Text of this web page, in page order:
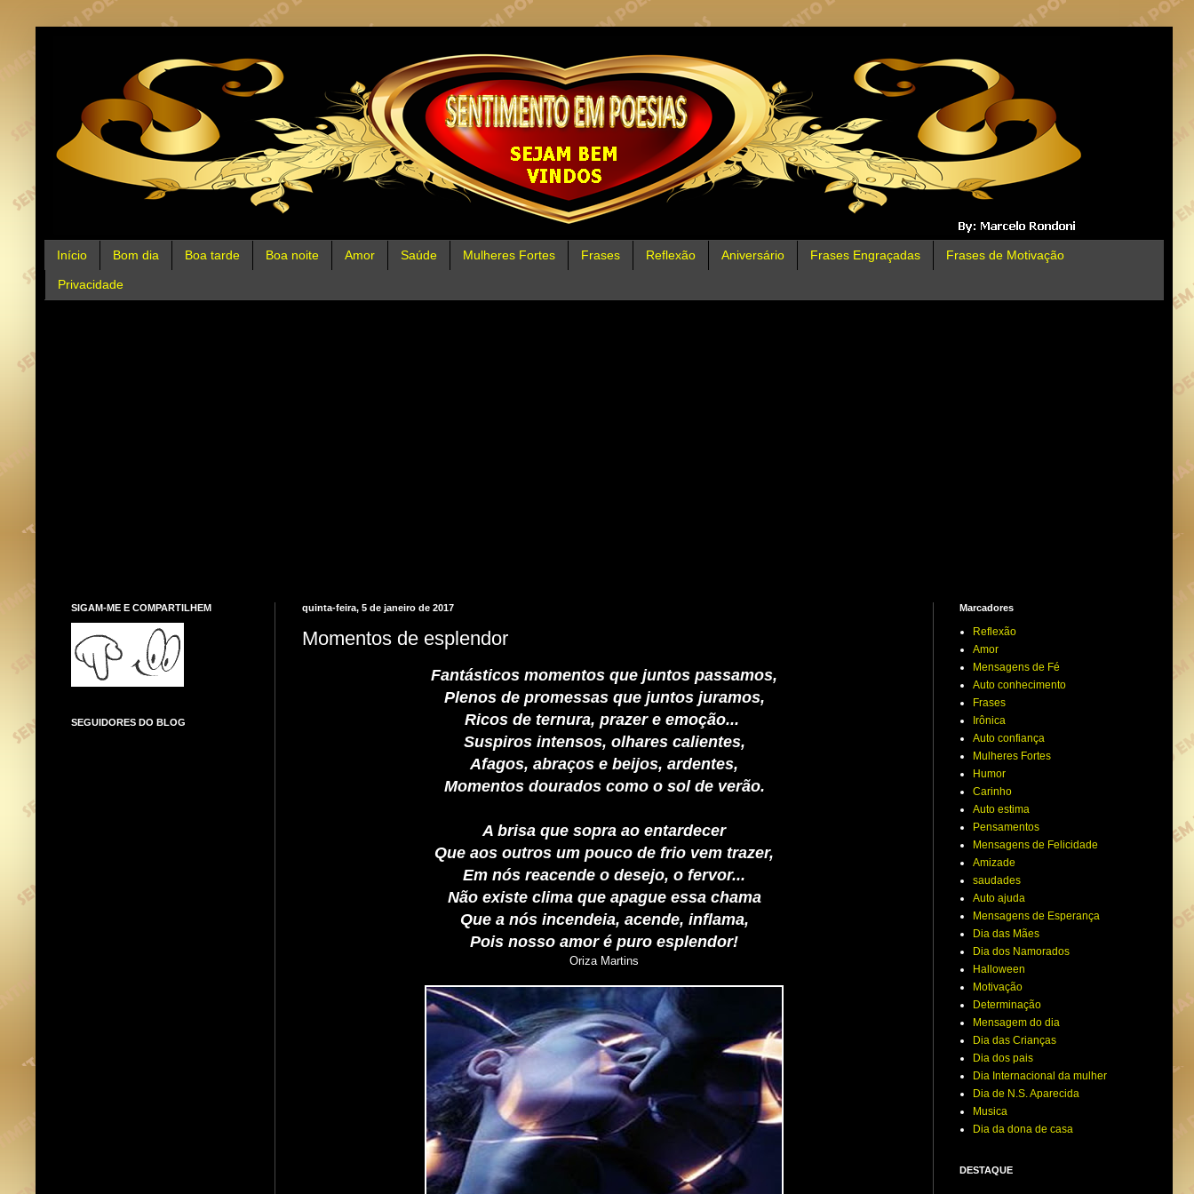
Início Bom dia Boa tarde Boa noite Amor Saúde Mulheres Fortes Frases Reflexão Aniversário Frases Engraçadas Frases de Motivação
Privacidade
quinta-feira, 5 de janeiro de 2017
Momentos de esplendor
Fantásticos momentos que juntos passamos,
Plenos de promessas que juntos juramos,
Ricos de ternura, prazer e emoção...
Suspiros intensos, olhares calientes,
Afagos, abraços e beijos, ardentes,
Momentos dourados como o sol de verão.
A brisa que sopra ao entardecer
Que aos outros um pouco de frio vem trazer,
Em nós reacende o desejo, o fervor...
Não existe clima que apague essa chama
Que a nós incendeia, acende, inflama,
Pois nosso amor é puro esplendor!
Oriza Martins
SIGAM-ME E COMPARTILHEM
SEGUIDORES DO BLOG
Marcadores
Reflexão
Amor
Mensagens de Fé
Auto conhecimento
Frases
Irônica
Auto confiança
Mulheres Fortes
Humor
Carinho
Auto estima
Pensamentos
Mensagens de Felicidade
Amizade
saudades
Auto ajuda
Mensagens de Esperança
Dia das Mães
Dia dos Namorados
Halloween
Motivação
Determinação
Mensagem do dia
Dia das Crianças
Dia dos pais
Dia Internacional da mulher
Dia de N.S. Aparecida
Musica
Dia da dona de casa
DESTAQUE